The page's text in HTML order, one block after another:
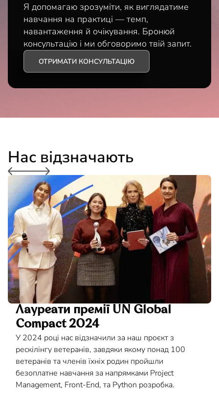
Я допомагаю зрозуміти, як виглядатиме
навчання на практиці — темп,
навантаження й очікування. Бронюй
консультацію і ми обговоримо твій запит.
ОТРИМАТИ КОНСУЛЬТАЦІЮ
Нас відзначають
Лауреати премії UN Global
Compact 2024
У 2024 році нас відзначили за наш проєкт з
рескілінгу ветеранів, завдяки якому понад 100
ветеранів та членів їхніх родин пройшли
безоплатне навчання за напрямками Project
Management, Front-End, та Python розробка.